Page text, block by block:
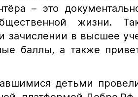
– это
жизни.
зачислении в высшее
баллы, а также
детьми